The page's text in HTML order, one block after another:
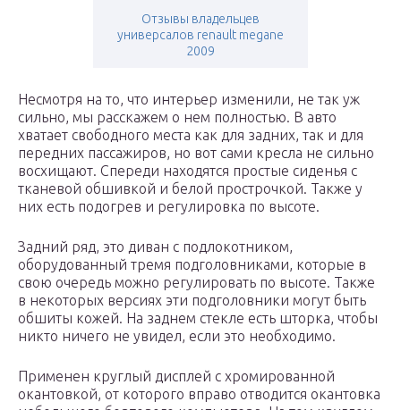
Отзывы владельцев
универсалов renault megane
2009
Несмотря на то, что интерьер изменили, не так уж
сильно, мы расскажем о нем полностью. В авто
хватает свободного места как для задних, так и для
передних пассажиров, но вот сами кресла не сильно
восхищают. Спереди находятся простые сиденья с
тканевой обшивкой и белой прострочкой. Также у
них есть подогрев и регулировка по высоте.
Задний ряд, это диван с подлокотником,
оборудованный тремя подголовниками, которые в
свою очередь можно регулировать по высоте. Также
в некоторых версиях эти подголовники могут быть
обшиты кожей. На заднем стекле есть шторка, чтобы
никто ничего не увидел, если это необходимо.
Применен круглый дисплей с хромированной
окантовкой, от которого вправо отводится окантовка